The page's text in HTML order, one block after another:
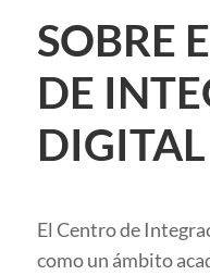
SOBRE
DE
DIGITAL
El Centro de
como un ámbito